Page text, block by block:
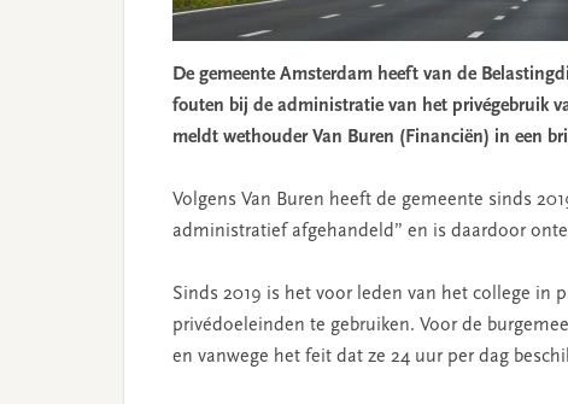
De gemeente Amsterdam heeft van de
fouten bij de administratie van het privégebruik
meldt wethouder Van Buren (Financiën) in een
Volgens Van Buren heeft de gemeente sinds
administratief afgehandeld” en is daardoor
Sinds 2019 is het voor leden van het college
privédoeleinden te gebruiken. Voor de
en vanwege het feit dat ze 24 uur per dag